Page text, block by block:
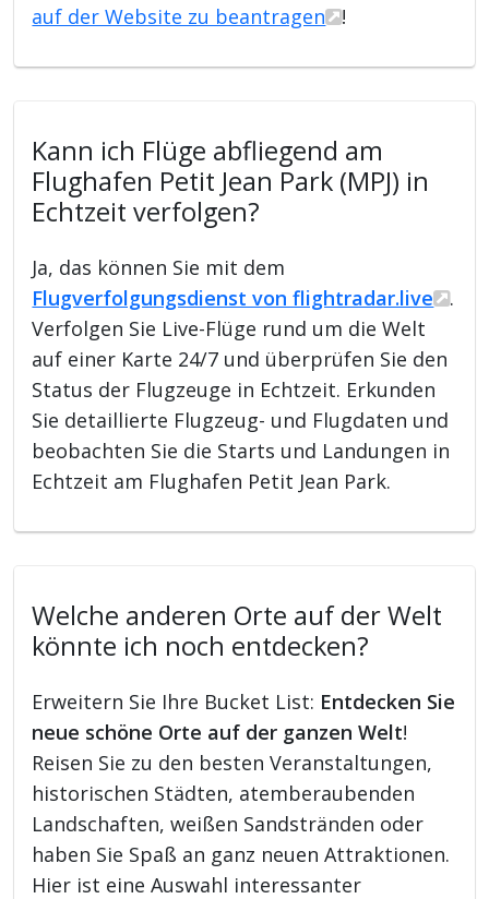
auf der Website zu beantragen
!
Kann ich Flüge abfliegend am
Flughafen Petit Jean Park (MPJ) in
Echtzeit verfolgen?
Ja, das können Sie mit dem
Flugverfolgungsdienst von flightradar.live
.
Verfolgen Sie Live-Flüge rund um die Welt
auf einer Karte 24/7 und überprüfen Sie den
Status der Flugzeuge in Echtzeit. Erkunden
Sie detaillierte Flugzeug- und Flugdaten und
beobachten Sie die Starts und Landungen in
Echtzeit am Flughafen Petit Jean Park.
Welche anderen Orte auf der Welt
könnte ich noch entdecken?
Erweitern Sie Ihre Bucket List: Entdecken Sie
neue schöne Orte auf der ganzen Welt!
Reisen Sie zu den besten Veranstaltungen,
historischen Städten, atemberaubenden
Landschaften, weißen Sandstränden oder
haben Sie Spaß an ganz neuen Attraktionen.
Hier ist eine Auswahl interessanter